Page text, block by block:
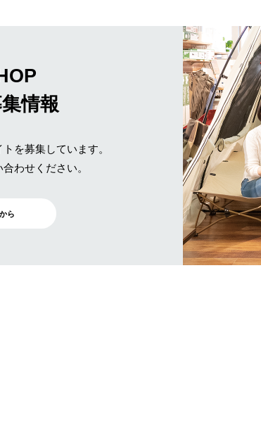
情報
トを募集しています。
わせください。
ら